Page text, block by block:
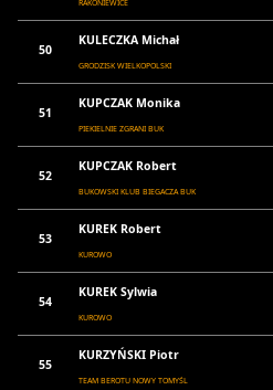
RAKONIEWICE
50
KULECZKA Michał
GRODZISK WIELKOPOLSKI
51
KUPCZAK Monika
PIEKIELNIE ZGRANI BUK
52
KUPCZAK Robert
BUKOWSKI KLUB BIEGACZA BUK
53
KUREK Robert
KUROWO
54
KUREK Sylwia
KUROWO
55
KURZYŃSKI Piotr
TEAM BEROTU NOWY TOMYŚL